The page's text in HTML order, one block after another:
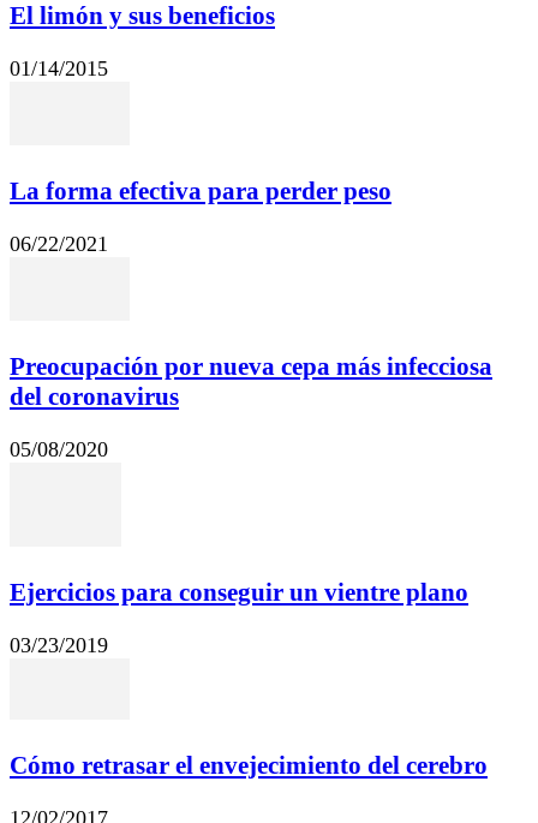
El limón y sus beneficios
01/14/2015
La forma efectiva para perder peso
06/22/2021
Preocupación por nueva cepa más infecciosa
del coronavirus
05/08/2020
Ejercicios para conseguir un vientre plano
03/23/2019
Cómo retrasar el envejecimiento del cerebro